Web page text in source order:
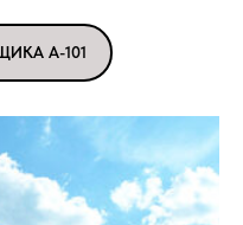
А-101